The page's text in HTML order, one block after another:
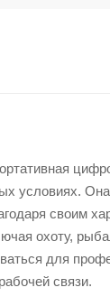
условиях.
своим
охоту,
для
связи.